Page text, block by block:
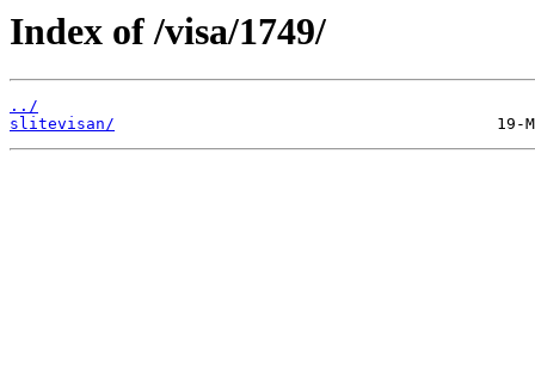
Index of /visa/1749/
../
slitevisan/